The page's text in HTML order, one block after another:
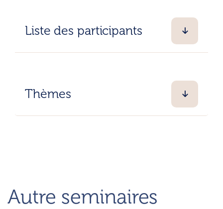
Liste des participants
Thèmes
Autre seminaires